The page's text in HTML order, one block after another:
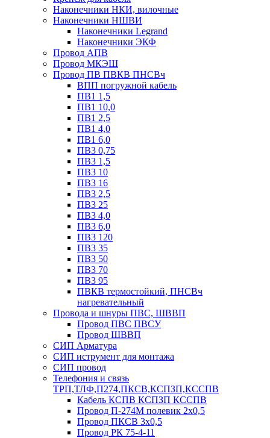
Наконечники НКИ, вилочные
Наконечники НШВИ
Наконечники Legrand
Наконечники ЭКФ
Провод АПВ
Провод МКЭШ
Провод ПВ ПВКВ ПНСВч
ВПП погружной кабель
ПВ1 1,5
ПВ1 10,0
ПВ1 2,5
ПВ1 4,0
ПВ1 6,0
ПВ3 0,75
ПВ3 1,5
ПВ3 10
ПВ3 16
ПВ3 2,5
ПВ3 25
ПВ3 4,0
ПВ3 6,0
ПВ3 120
ПВ3 35
ПВ3 50
ПВ3 70
ПВ3 95
ПВКВ термостойкий, ПНСВч
нагревательный
Провода и шнуры ПВС, ШВВП
Провод ПВС ПВСУ
Провод ШВВП
СИП Арматура
СИП иструмент для монтажа
СИП провод
Телефония и связь
ТРП,ТЛФ,П274,ПКСВ,КСПЗП,КССПВ
Кабель КСПВ КСПЗП КССПВ
Провод П-274М полевик 2х0,5
Провод ПКСВ 3х0,5
Провод РК 75-4-11